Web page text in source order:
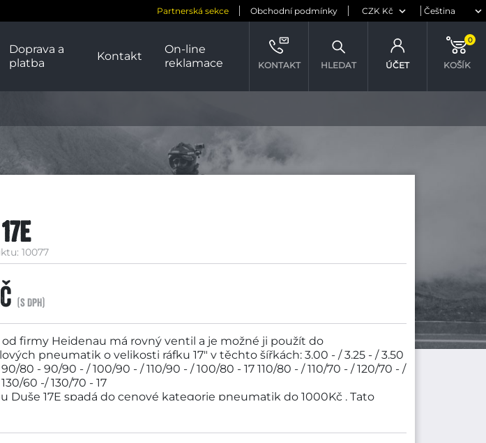
Partnerská sekce Obchodní podmínky
Doprava a
platba
Kontakt
On-line
reklamace
KONTAKT HLEDAT ÚČET KOŠÍK
0
10077
(s DPH)
od firmy Heidenau má rovný ventil a je možné ji použít do
pneumatik o velikosti ráfku 17" v těchto šířkách: 3.00 - / 3.25 - / 3.50
80 - 90/90 - / 100/90 - / 110/90 - / 100/80 - 17 110/80 - / 110/70 - / 120/70 - /
60 -/ 130/70 - 17
Duše 17E spadá do cenové kategorie pneumatik do 1000Kč . Tato
je vyráběna společností HEIDENAU. Rozměry pneumatiky jsou ráfek -